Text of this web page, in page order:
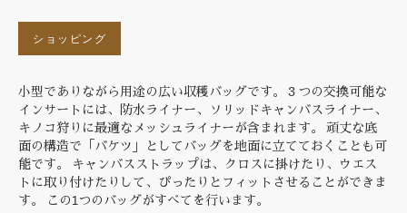
ショッピング
小型でありながら用途の広い収穫バッグです。 3 つの交換可能な
インサートには、防水ライナー、ソリッドキャンバスライナー、
キノコ狩りに最適なメッシュライナーが含まれます。 頑丈な底
面の構造で「バケツ」としてバッグを地面に立てておくことも可
能です。 キャンバスストラップは、クロスに掛けたり、ウエス
トに取り付けたりして、ぴったりとフィットさせることができま
す。 この1つのバッグがすべてを行います。